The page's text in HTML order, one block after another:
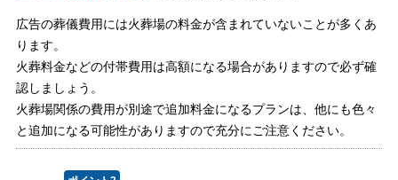
広告の葬儀費用には火葬場の料金が含まれていないことが多くあ
ります。
火葬料金などの付帯費用は高額になる場合がありますので必ず確
認しましょう。
火葬場関係の費用が別途で追加料金になるプランは、他にも色々
と追加になる可能性がありますので充分にご注意ください。